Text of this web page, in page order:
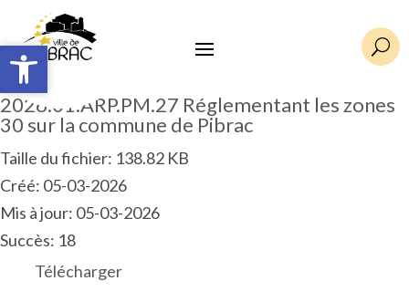
Ouvrir la barre d’outils U
2026.01.ARP.PM.27 Réglementant les zones
30 sur la commune de Pibrac
Taille du fichier: 138.82 KB
Créé: 05-03-2026
Mis à jour: 05-03-2026
Succès: 18
Télécharger
Ouvrir la barre d’outils